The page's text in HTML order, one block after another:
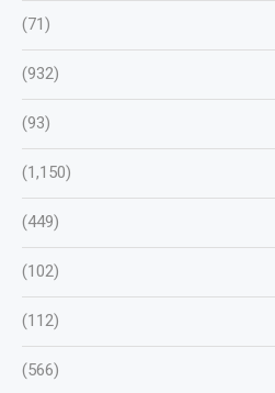
(71)
(932)
(93)
(1,150)
(449)
(102)
(112)
(566)